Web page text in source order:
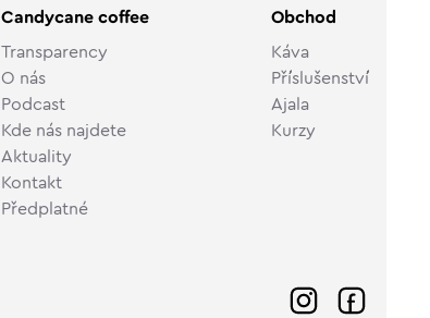
Candycane coffee
Transparency
O nás
Podcast
Kde nás najdete
Aktuality
Kontakt
Předplatné
Obchod
Káva
Příslušenství
Ajala
Kurzy